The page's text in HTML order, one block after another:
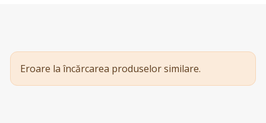
Eroare la încărcarea produselor similare.